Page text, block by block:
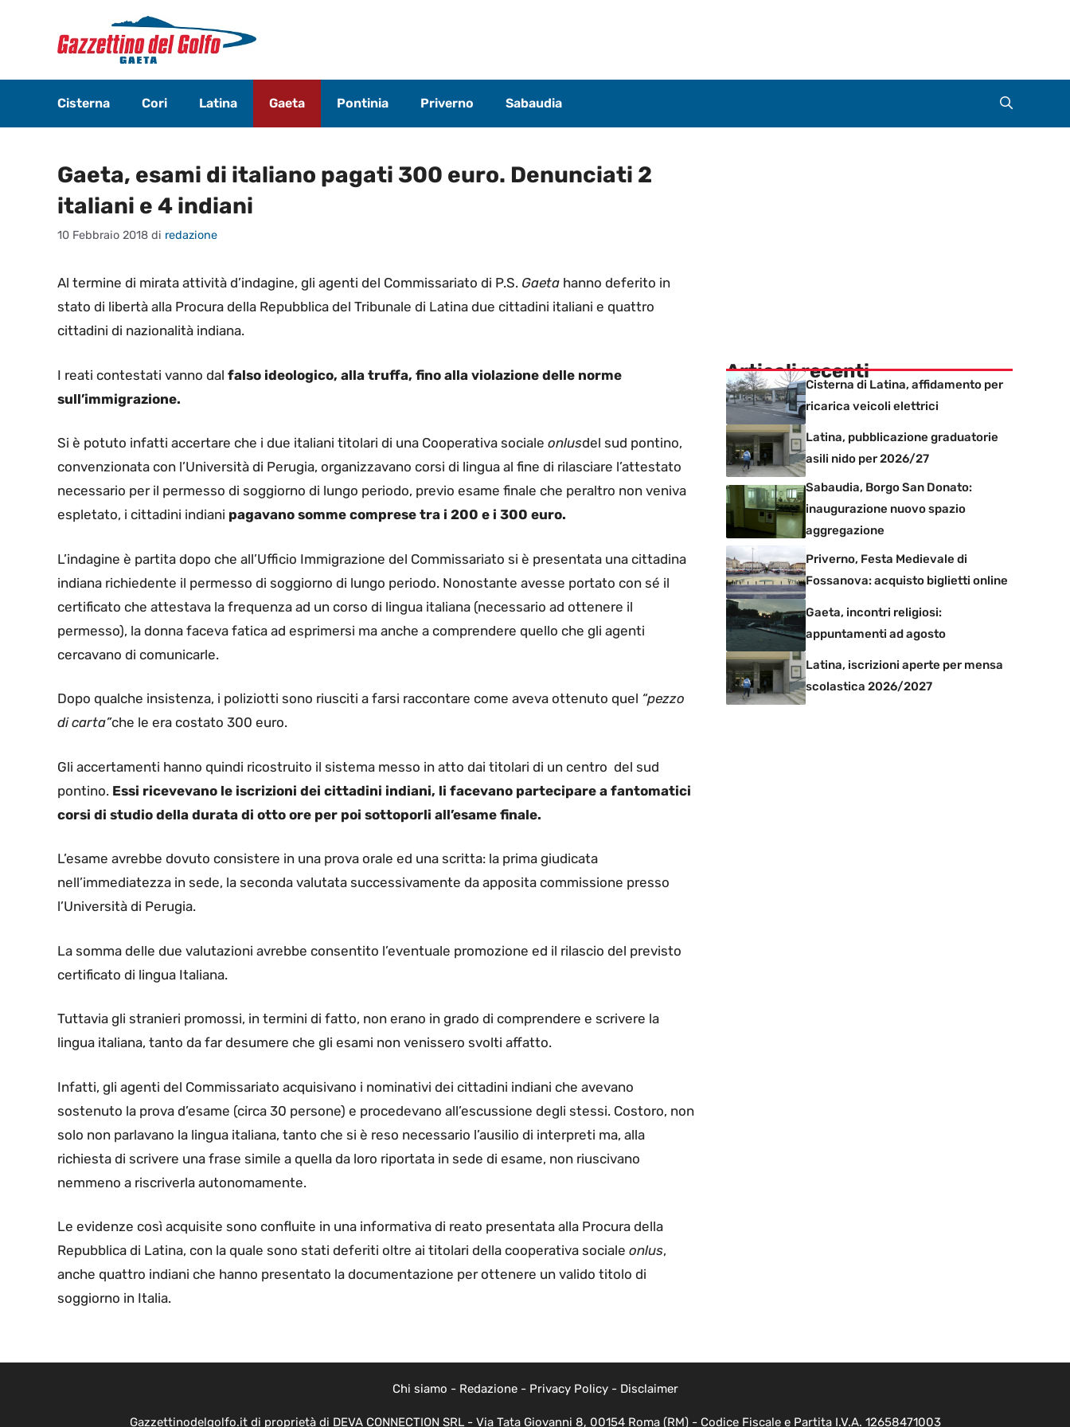
contenuto
Cisterna Cori Latina Gaeta Pontinia Priverno Sabaudia
Gaeta, esami di italiano pagati 300 euro. Denunciati 2
italiani e 4 indiani
10 Febbraio 2018 di redazione
Al termine di mirata attività d’indagine, gli agenti del Commissariato di P.S. Gaeta hanno deferito in
stato di libertà alla Procura della Repubblica del Tribunale di Latina due cittadini italiani e quattro
cittadini di nazionalità indiana.
I reati contestati vanno dal falso ideologico, alla truffa, fino alla violazione delle norme
sull’immigrazione.
Si è potuto infatti accertare che i due italiani titolari di una Cooperativa sociale onlusdel sud pontino,
convenzionata con l’Università di Perugia, organizzavano corsi di lingua al fine di rilasciare l’attestato
necessario per il permesso di soggiorno di lungo periodo, previo esame finale che peraltro non veniva
espletato, i cittadini indiani pagavano somme comprese tra i 200 e i 300 euro.
L’indagine è partita dopo che all’Ufficio Immigrazione del Commissariato si è presentata una cittadina
indiana richiedente il permesso di soggiorno di lungo periodo. Nonostante avesse portato con sé il
certificato che attestava la frequenza ad un corso di lingua italiana (necessario ad ottenere il
permesso), la donna faceva fatica ad esprimersi ma anche a comprendere quello che gli agenti
cercavano di comunicarle.
Dopo qualche insistenza, i poliziotti sono riusciti a farsi raccontare come aveva ottenuto quel “pezzo
di carta”che le era costato 300 euro.
Gli accertamenti hanno quindi ricostruito il sistema messo in atto dai titolari di un centro del sud
pontino. Essi ricevevano le iscrizioni dei cittadini indiani, li facevano partecipare a fantomatici
corsi di studio della durata di otto ore per poi sottoporli all’esame finale.
L’esame avrebbe dovuto consistere in una prova orale ed una scritta: la prima giudicata
nell’immediatezza in sede, la seconda valutata successivamente da apposita commissione presso
l’Università di Perugia.
La somma delle due valutazioni avrebbe consentito l’eventuale promozione ed il rilascio del previsto
certificato di lingua Italiana.
Tuttavia gli stranieri promossi, in termini di fatto, non erano in grado di comprendere e scrivere la
lingua italiana, tanto da far desumere che gli esami non venissero svolti affatto.
Infatti, gli agenti del Commissariato acquisivano i nominativi dei cittadini indiani che avevano
sostenuto la prova d’esame (circa 30 persone) e procedevano all’escussione degli stessi. Costoro, non
solo non parlavano la lingua italiana, tanto che si è reso necessario l’ausilio di interpreti ma, alla
richiesta di scrivere una frase simile a quella da loro riportata in sede di esame, non riuscivano
nemmeno a riscriverla autonomamente.
Le evidenze così acquisite sono confluite in una informativa di reato presentata alla Procura della
Repubblica di Latina, con la quale sono stati deferiti oltre ai titolari della cooperativa sociale onlus,
anche quattro indiani che hanno presentato la documentazione per ottenere un valido titolo di
soggiorno in Italia.
Articoli recenti
Cisterna di Latina, affidamento per
ricarica veicoli elettrici
Latina, pubblicazione graduatorie
asili nido per 2026/27
Sabaudia, Borgo San Donato:
inaugurazione nuovo spazio
aggregazione
Priverno, Festa Medievale di
Fossanova: acquisto biglietti online
Gaeta, incontri religiosi:
appuntamenti ad agosto
Latina, iscrizioni aperte per mensa
scolastica 2026/2027
Chi siamo - Redazione- Privacy Policy- Disclaimer
Gazzettinodelgolfo.it di proprietà di DEVA CONNECTION SRL - Via Tata Giovanni 8, 00154 Roma (RM) - Codice Fiscale e Partita I.V.A. 12658471003